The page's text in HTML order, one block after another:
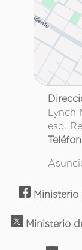
Lynch
esq.
Ministerio
Ministerio